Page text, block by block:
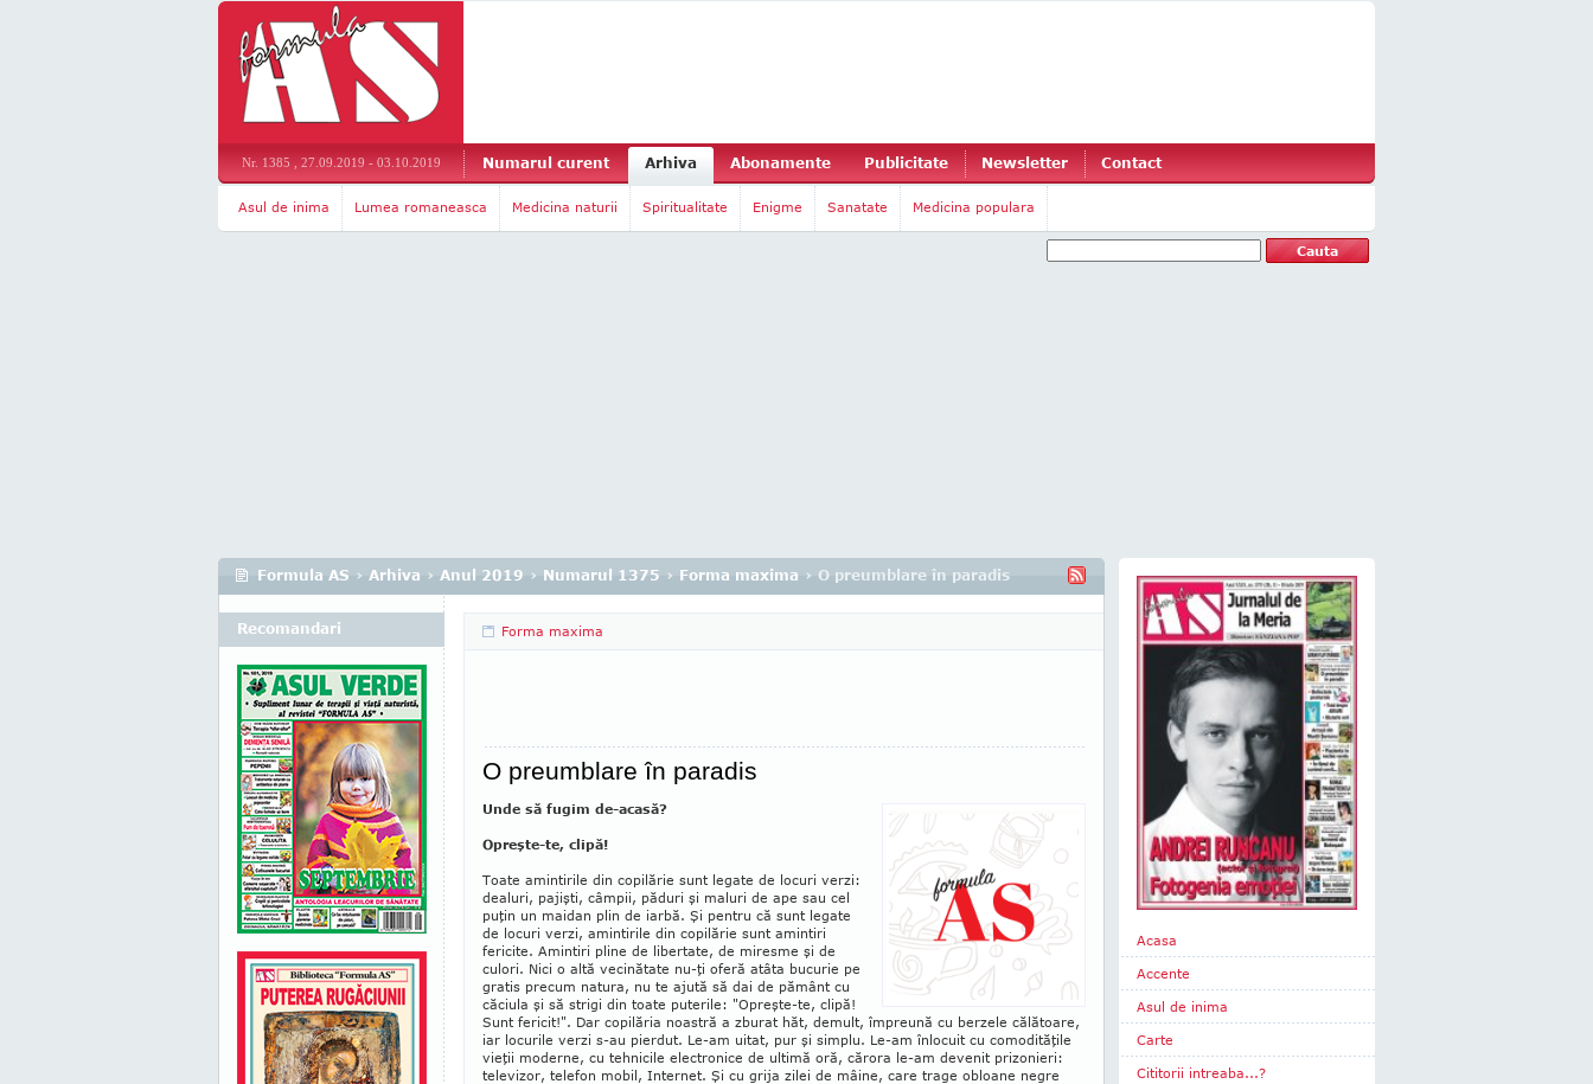
Nr. 1385 , 27.09.2019 - 03.10.2019 Numarul curent Arhiva Abonamente Publicitate Newsletter Contact
Asul de inima Lumea romaneasca Medicina naturii Spiritualitate Enigme Sanatate Medicina populara
Formula AS › Arhiva › Anul 2019 › Numarul 1375 › Forma maxima › O preumblare în paradis
Forma maxima
O preumblare în paradis
Unde să fugim de-acasă?
Opreşte-te, clipă!
Toate amintirile din copilărie sunt legate de locuri verzi:
dealuri, pajişti, câmpii, păduri şi ma­luri de ape sau cel
puţin un maidan plin de iarbă. Şi pentru că sunt le­gate
de locuri verzi, amin­­tirile din copilărie sunt amin­tiri
fericite. Amin­tiri pline de libertate, de mi­resme şi de
culori. Nici o altă vecinătate nu-ţi oferă atâ­ta bucurie pe
gra­tis pre­cum natura, nu te ajută să dai de pământ cu
că­ciula şi să strigi din toate puterile: "Opreş­te-te, clipă!
Sunt feri­cit!". Dar copilăria noastră a zburat hăt, demult, împreună cu ber­ze­le călătoare,
iar locurile verzi s-au pier­dut. Le-am ui­tat, pur şi sim­plu. Le-am în­locuit cu co­mo­dităţile
vieţii mo­­derne, cu teh­nicile elec­tronice de ultimă oră, că­rora le-am de­v­e­nit prizonieri:
te­le­vizor, telefon mo­­bil, Internet. Şi cu gri­ja zilei de mâine, care trage obloane ne­gre
Recomandari
Acasa
Accente
Asul de inima
Carte
Cititorii intreaba...?